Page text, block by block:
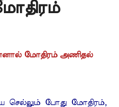
மோதிரம் அணிதல்
செல்லும் போது மோதிரம்,